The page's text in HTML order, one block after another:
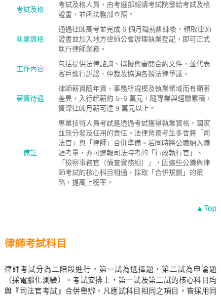
考試及格
考試及格人員，由考選部報請考試院發給考試及格
證書，並函法務部查照。
執業資格
通過律師高考並完成 6 個月職前訓練後，領取律師
證書並加入地方律師公會辦理執業登記，即可正式
執行律師業務。
工作內容
包括提供法律諮詢、撰擬與審閱合約文件，並代表
客戶進行訴訟、仲裁及協調各類法律爭議。
薪資待遇
律師薪資隨年資、事務所規模及執業領域而有顯著
差異，入行起薪約 5~6 萬元，隨專業與經驗累積，
資深律師月薪可達 9 萬元以上。
備註
專業技術人員考試是透過考試獲得執業資格，國家
並無分發及任用的責任。法律背景考生多會將「司
法官」與「律師」合併準備。若同時將公職納入職
涯考量，亦可選報司法特考的「行政執行官」、
「檢察事務官（偵查實務組）」，因這些公職與律
師考試的核心科目相通，採取「合併規劃」的策
略，提高上榜率。
▲Top
律師考試科目
律師考試分為二階段進行，第一試為選擇題，第二試為申論題
（採電腦化測驗）。考試安排上，第一試及第二試的核心科目均
與『司法官考試』合併舉辦，凡應試科目相同之項目，皆採用同